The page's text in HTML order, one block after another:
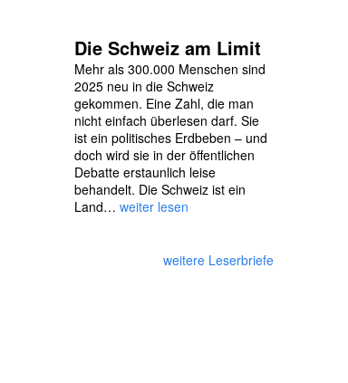
Die Schweiz am Limit
Mehr als 300.000 Menschen sind
2025 neu in die Schweiz
gekommen. Eine Zahl, die man
nicht einfach überlesen darf. Sie
ist ein politisches Erdbeben – und
doch wird sie in der öffentlichen
Debatte erstaunlich leise
behandelt. Die Schweiz ist ein
Land… weiter lesen
weitere Leserbriefe